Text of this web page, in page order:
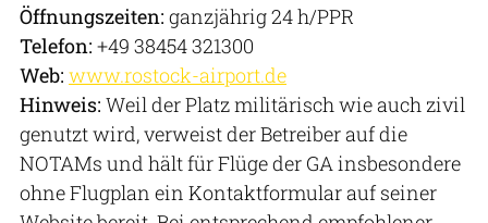
Öffnungszeiten: ganzjährig 24 h/PPR
Telefon: +49 38454 321300
Web: www.rostock-airport.de
Hinweis: Weil der Platz militärisch wie auch zivil
genutzt wird, verweist der Betreiber auf die
NOTAMs und hält für Flüge der GA insbesondere
ohne Flugplan ein Kontaktformular auf seiner